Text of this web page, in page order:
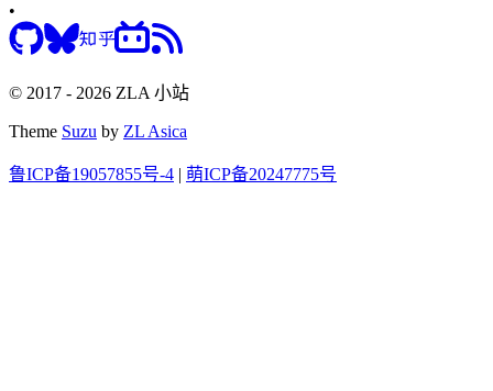
•
© 2017 - 2026 ZLA 小站
Theme Suzu by ZL Asica
鲁ICP备19057855号-4 | 萌ICP备20247775号